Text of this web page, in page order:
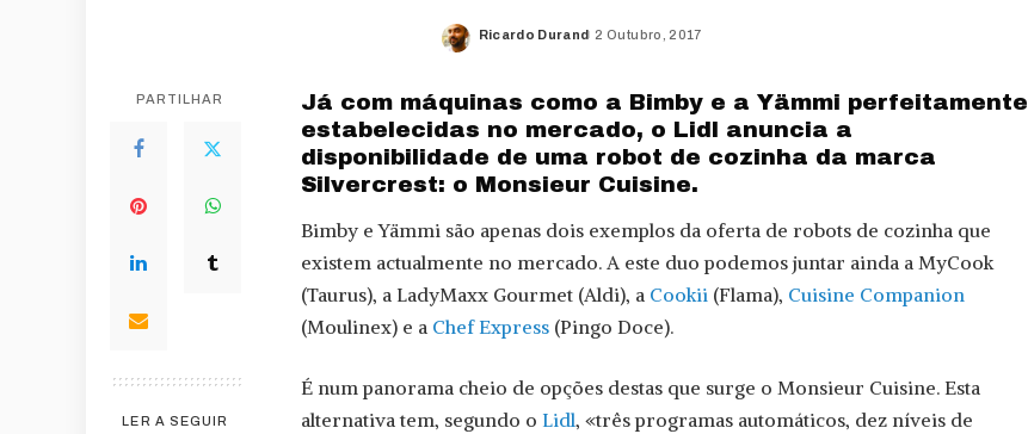
Posted
Ricardo Durand 2 Outubro, 2017
PARTILHAR
LER A SEGUIR
Já com máquinas como a Bimby e a Yämmi perfeitamente
estabelecidas no mercado, o Lidl anuncia a
disponibilidade de uma robot de cozinha da marca
Silvercrest: o Monsieur Cuisine.
Bimby e Yämmi são apenas dois exemplos da oferta de robots de cozinha que
existem actualmente no mercado. A este duo podemos juntar ainda a MyCook
(Taurus), a LadyMaxx Gourmet (Aldi), a Cookii (Flama), Cuisine Companion
(Moulinex) e a Chef Express (Pingo Doce).
É num panorama cheio de opções destas que surge o Monsieur Cuisine. Esta
alternativa tem, segundo o Lidl, «três programas automáticos, dez níveis de